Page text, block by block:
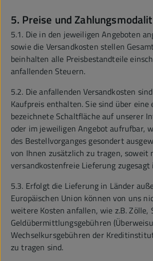
5. Preise und
5.1. Die in den jeweiligen Angeboten
sowie die Versandkosten stellen
beinhalten alle Preisbestandteile
anfallenden Steuern.
5.2. Die anfallenden Versandkosten
Kaufpreis enthalten. Sie sind über eine
bezeichnete Schaltfläche auf unserer
oder im jeweiligen Angebot aufrufbar,
des Bestellvorganges gesondert
von Ihnen zusätzlich zu tragen, soweit
versandkostenfreie Lieferung zugesagt
5.3. Erfolgt die Lieferung in Länder
Europäischen Union können von uns
weitere Kosten anfallen, wie z.B. Zölle,
Geldübermittlungsgebühren
Wechselkursgebühren der
zu tragen sind.